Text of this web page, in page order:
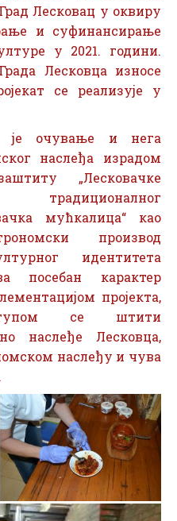
Лесковац у оквиру
и суфинансирање
у 2021. години.
Лесковца износе
се реализује у
је очување и нега
наслеђа израдом
„Лесковачке
мућкалица“ као
производ
идентитета
посебан карактер
пројекта,
се штити
наслеђе Лесковца,
наслеђу и чува